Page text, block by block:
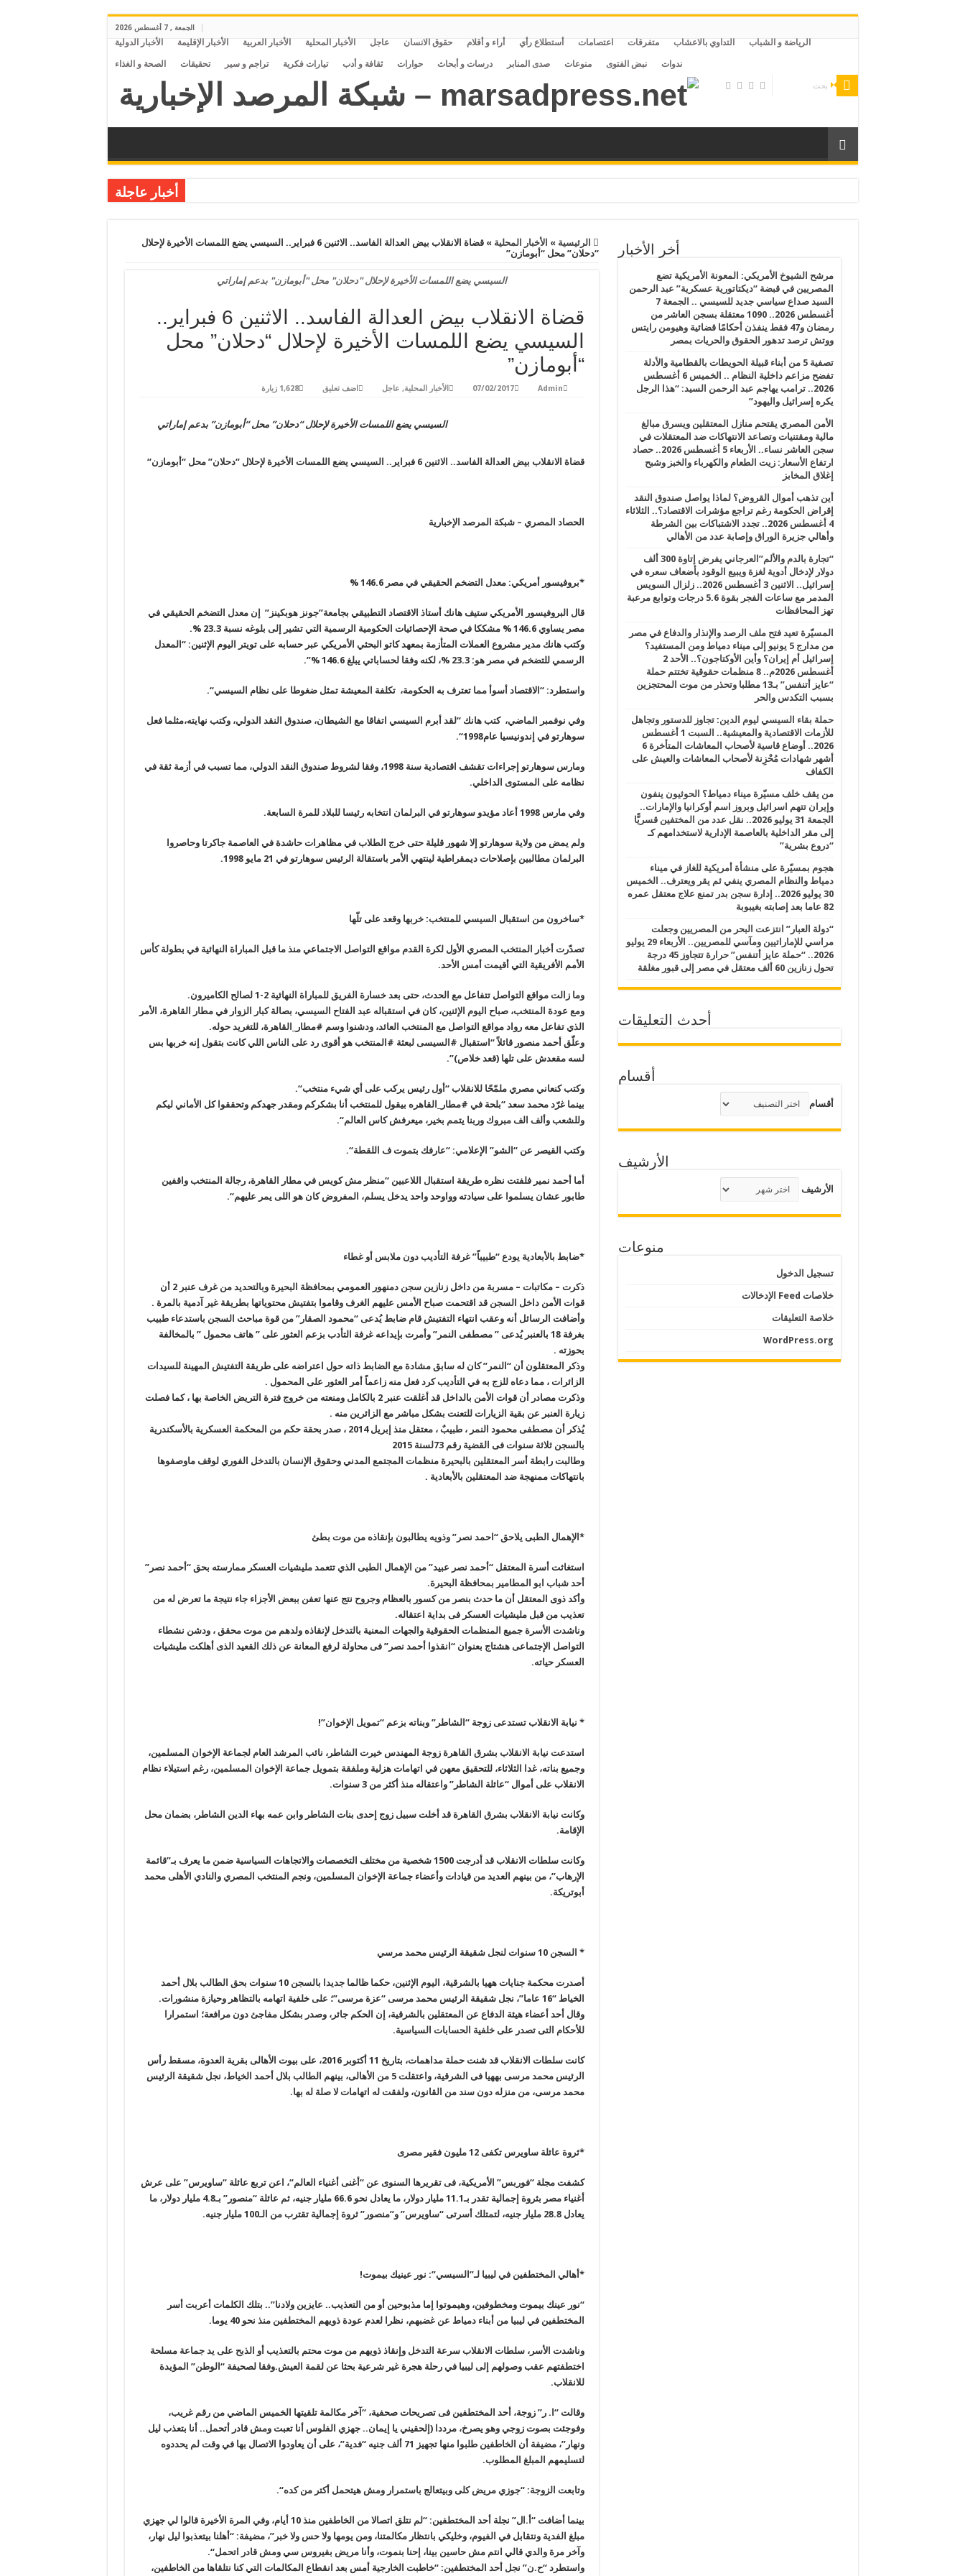
الجمعة , 7 أغسطس 2026
الأخبار الدولية الأخبار الإقليمة الأخبار العربية الأخبار المحلية عاجل حقوق الانسان أراء و أقلام أستطلاع رأي اعتصامات متفرقات التداوي بالاعشاب الرياضة و الشباب
الصحة و الغذاء تحقيقات تراجم و سير تيارات فكرية ثقافة و أدب حوارات درسات و أبحاث صدى المنابر منوعات نبض الفتوى ندوات
أخبار عاجلة
المائي”: خطاب بدر عبدالعاطي عن القانون الدولي يصطدم بواقع الملء الأحادي وسد النهضة يراكم المخاطر
الرئيسية » الأخبار المحلية »
قضاة الانقلاب بيض العدالة الفاسد.. الاثنين 6 فبراير.. السيسي يضع اللمسات الأخيرة لإحلال
“دحلان” محل “أبومازن”
السيسي يضع اللمسات الأخيرة لإحلال "دحلان" محل "أبومازن" بدعم إماراتي
قضاة الانقلاب بيض العدالة الفاسد.. الاثنين 6 فبراير..
السيسي يضع اللمسات الأخيرة لإحلال “دحلان” محل
“أبومازن”
Admin
07/02/2017 الأخبار المحلية, عاجل اضف تعليق 1,628 زيارة
السيسي يضع اللمسات الأخيرة لإحلال “دحلان” محل “أبومازن” بدعم إماراتي
قضاة الانقلاب بيض العدالة الفاسد.. الاثنين 6 فبراير.. السيسي يضع اللمسات الأخيرة لإحلال “دحلان” محل “أبومازن “
الحصاد المصري – شبكة المرصد الإخبارية
*بروفيسور أمريكي: معدل التضخم الحقيقي في مصر 146.6 %
قال البروفيسور الأمريكي ستيف هانك أستاذ الاقتصاد التطبيقي بجامعة”جونز هوبكينز” إن معدل التضخم الحقيقي في
مصر يساوي 146.6 % مشككا في صحة الإحصائيات الحكومية الرسمية التي تشير إلى بلوغه نسبة 23.3
%.
وكتب هانك مدير مشروع العملات المتأزمة بمعهد كاتو البحثي الأمريكي عبر حسابه على تويتر اليوم الإثنين: “المعدل
الرسمي للتضخم في مصر هو: 23.3
%، لكنه وفقا لحساباتي يبلغ 146.6 %”.
واستطرد: “الاقتصاد أسوأ مما تعترف به الحكومة، تكلفة المعيشة تمثل ضغوطا على نظام السيسي“.
وفي نوفمبر الماضي، كتب هانك “لقد أبرم السيسي اتفاقا مع الشيطان، صندوق النقد الدولي، وكتب نهايته،مثلما فعل
سوهارتو في إندونيسيا عام1998
“.
ومارس سوهارتو إجراءات تقشف اقتصادية سنة 1998، وفقا لشروط صندوق النقد الدولي، مما تسبب في أزمة ثقة في
نظامه على المستوى الداخلي.
وفي مارس 1998 أعاد مؤيدو سوهارتو في البرلمان انتخابه رئيسا للبلاد للمرة السابعة .
ولم يمض من ولاية سوهارتو إلا شهور قليلة حتى خرج الطلاب في مظاهرات حاشدة في العاصمة جاكرتا وحاصروا
البرلمان مطالبين بإصلاحات ديمقراطية لينتهي الأمر باستقالة الرئيس سوهارتو في 21 مايو 1998
.
*ساخرون من استقبال السيسي للمنتخب: خربها وقعد على تلّها
تصدّرت أخبار المنتخب المصري الأول لكرة القدم مواقع التواصل الاجتماعي منذ ما قبل المباراة النهائية في بطولة كأس
الأمم الأفريقية التي أقيمت أمس الأحد.
وما زالت مواقع التواصل تتفاعل مع الحدث، حتى بعد خسارة الفريق للمباراة النهائية 2-1 لصالح الكاميرون
.
ومع عودة المنتخب، صباح اليوم الإثنين، كان في استقباله عبد الفتاح السيسي، بصالة كبار الزوار في مطار القاهرة، الأمر
الذي تفاعل معه رواد مواقع التواصل مع المنتخب العائد، ودشنوا وسم #مطار_القاهرة، للتغريد حوله.
وعلّق أحمد منصور قائلاً “استقبال #السيسى لبعثة #المنتخب هو أقوى رد على الناس اللي كانت بتقول إنه خربها بس
لسه مقعدش على تلها (قعد خلاص)”.
وكتب كنعاني مصري ملمّحًا للانقلاب “أول رئيس يركب على أي شيء منتخب“.
بينما غرّد محمد سعد “بلحة في #مطار_القاهره بيقول للمنتخب أنا بشكركم ومقدر جهدكم وتحققوا كل الأماني ليكم
وللشعب وألف الف مبروك وربنا يتمم بخير، ميعرفش كاس العالم“.
وكتب القيصر عن “الشو” الإعلامي: “عارفك بتموت ف اللقطة“.
أما أحمد نمير فلفتت نظره طريقة استقبال اللاعبين “منظر مش كويس في مطار القاهرة، رجالة المنتخب واقفين
طابور عشان يسلموا على سيادته وواوحد واحد يدخل يسلم، المفروض كان هو اللى يمر عليهم“.
*ضابط بالأبعادية يودع “طبيباً” غرفة التأديب دون ملابس أو غطاء
ذكرت – مكاتبات – مسربة من داخل زنازين سجن دمنهور العمومي بمحافظة البحيرة وبالتحديد من غرف عنبر 2 أن
قوات الأمن داخل السجن قد اقتحمت صباح الأمس عليهم الغرف وقاموا بتفتيش محتوياتها بطريقة غير آدمية بالمرة .
وأضافت الرسائل أنه وعقب انتهاء التفتيش قام ضابط يُدعى “محمود الصقار” من قوة مباحث السجن باستدعاء طبيب
بغرفة 18 بالعنبر يُدعى ” مصطفى النمر
”وأمرت بإيداعه غرفة التأدب بزعم العثور على ” هاتف محمول ” بالمخالفة
بحوزته .
وذكر المعتقلون أن “النمر” كان له سابق مشادة مع الضابط ذاته حول اعتراضه على طريقة التفتيش المهينة للسيدات
الزائرات ، مما دعاه للزج به في التأديب كرد فعل منه زاعماً أمر العثور على المحمول .
وذكرت مصادر أن قوات الأمن بالداخل قد أغلقت عنبر 2 بالكامل ومنعته من خروج فترة التريض الخاصة بها ، كما فصلت
زيارة العنبر عن بقية الزيارات للتعنت بشكل مباشر مع الزائرين منه .
يُذكر أن مصطفى محمود النمر ، طبيبٌ ، معتقل منذ إبريل 2014 ، صدر بحقة حكم من المحكمة العسكرية بالأسكندرية
بالسجن ثلاثة سنوات فى القضية رقم 73لسنة
2015
وطالبت رابطة أسر المعتقلين بالبحيرة منظمات المجتمع المدني وحقوق الإنسان بالتدخل الفوري لوقف ماوصفوها
بانتهاكات ممنهجة ضد المعتقلين بالأبعادية .
*الإهمال الطبى يلاحق “احمد نصر” وذويه يطالبون بإنقاذه من موت بطئ
استغاثت أسرة المعتقل “أحمد نصر عبيد” من الإهمال الطبى الذي تتعمد مليشيات العسكر ممارسته بحق “أحمد نصر”
أحد شباب ابو المطامير بمحافظة البحيرة.
وأكد ذوى المعتقل أن ما حدث بنصر من كسور بالعظام وجروح نتج عنها تعفن ببعض الأجزاء جاء نتيجة ما تعرض له من
تعذيب من قبل مليشيات العسكر فى بداية اعتقاله.
وناشدت الأسرة جميع المنظمات الحقوقية والجهات المعنية بالتدخل لإنقاذه ولدهم من موت محقق ، ودشن نشطاء
التواصل الإجتماعى هشتاج بعنوان “انقذوا أحمد نصر” فى محاولة لرفع المعانة عن ذلك القعيد الذى أهلكت مليشيات
العسكر حياته.
* نيابة الانقلاب تستدعى زوجة “الشاطر” وبناته بزعم “تمويل الإخوان”!
استدعت نيابة الانقلاب بشرق القاهرة زوجة المهندس خيرت الشاطر، نائب المرشد العام لجماعة الإخوان المسلمين،
وجميع بناته، غدا الثلاثاء، للتحقيق معهن في اتهامات هزلية وملفقة بتمويل جماعة الإخوان المسلمين، رغم استيلاء نظام
الانقلاب على أموال “عائلة الشاطر” واعتقاله منذ أكثر من 3 سنوات
.
وكانت نيابة الانقلاب بشرق القاهرة قد أخلت سبيل زوج إحدى بنات الشاطر وابن عمه بهاء الدين الشاطر، بضمان محل
الإقامة.
وكانت سلطات الانقلاب قد أدرجت 1500 شخصية من مختلف التخصصات والاتجاهات السياسية ضمن ما يعرف بـ”قائمة
الإرهاب”، من بينهم العديد من قيادات وأعضاء جماعة الإخوان المسلمين، ونجم المنتخب المصري والنادي الأهلى محمد
أبوتريكة.
* السجن 10 سنوات لنجل شقيقة الرئيس محمد مرسي
أصدرت محكمة جنايات ههيا بالشرقية، اليوم الإثنين، حكما ظالما جديدا بالسجن 10 سنوات بحق الطالب بلال أحمد
الخياط “16 عاما”، نجل شقيقة الرئيس محمد مرسى “عزة مرسى”؛ على خلفية اتهامه بالتظاهر وحيازة منشورات
.
وقال أحد أعضاء هيئة الدفاع عن المعتقلين بالشرقية، إن الحكم جائر، وصدر بشكل مفاجئ دون مرافعة؛ استمرارا
للأحكام التى تصدر على خلفية الحسابات السياسية.
كانت سلطات الانقلاب قد شنت حملة مداهمات، بتاريخ 11 أكتوبر 2016، على بيوت الأهالى بقرية العدوة، مسقط رأس
الرئيس محمد مرسى بههيا فى الشرقية، واعتقلت 5 من الأهالى، بينهم الطالب بلال أحمد الخياط، نجل شقيقة الرئيس
محمد مرسى، من منزله دون سند من القانون، ولفقت له اتهامات لا صلة له بها.
*ثروة عائلة ساويرس تكفى 12 مليون فقير مصرى
كشفت مجلة “فوربس” الأمريكية، فى تقريرها السنوى عن “أغنى أغنياء العالم“، اعن تربع عائلة “ساويرس” على عرش
أغنياء مصر بثروة إجمالية تقدر بـ11.1 مليار دولار، ما يعادل نحو 66.6 مليار جنيه، ثم عائلة “منصور” بـ4.8 مليار دولار، ما
يعادل 28.8 مليار جنيه، لتمتلك أسرتى “ساويرس” و”منصور” ثروة إجمالية تقترب من الـ100 مليار جنيه
.
*أهالي المختطفين في ليبيا لـ”السيسي”: نور عينيك بيموت!
“نور عينك بيموت ومخطوفين، وهيموتوا إما مذبوحين أو من التعذيب.. عايزين ولادنا”.. بتلك الكلمات أعربت أسر
المختطفين في ليبيا من أبناء دمياط عن غضبهم، نظرا لعدم عودة ذويهم المختطفين منذ نحو 40 يوما
.
وناشدت الأسر، سلطات الانقلاب سرعة التدخل وإنقاذ ذويهم من موت محتم بالتعذيب أو الذبح على يد جماعة مسلحة
اختطفتهم عقب وصولهم إلى ليبيا في رحلة هجرة غير شرعية بحثا عن لقمة العيش.وفقا لصحيفة “الوطن” المؤيدة
للانقلاب.
وقالت “ا. ر” زوجة، أحد المختطفين فى تصريحات صحفية، “آخر مكالمة تلقيتها الخميس الماضي من رقم غريب،
وفوجئت بصوت زوجي وهو يصرخ، مرددا(إلحقيني يا إيمان.. جهزي الفلوس أنا تعبت ومش قادر أتحمل.. أنا بتعذب ليل
ونهار”، مضيفة أن الخاطفين طلبوا منها تجهيز 71 ألف جنيه “فدية”، على أن يعاودوا الاتصال بها في وقت لم يحددوه
لتسليمهم المبلغ المطلوب.
وتابعت الزوجة: “جوزي مريض كلى وبيتعالج باستمرار ومش هيتحمل أكتر من كده“.
بينما أضافت “أ.ال” نجلة أحد المختطفين: “لم نتلق اتصالا من الخاطفين منذ 10 أيام، وفي المرة الأخيرة قالوا لي جهزي
مبلغ الفدية ونتقابل في الفيوم، وخليكي بانتظار مكالمتنا، ومن يومها ولا حس ولا خبر”، مضيفة: “أهلنا بيتعذبوا ليل نهار،
وآخر مرة والدي قالي انتم مش حاسين بينا، إحنا بنموت، وأنا مريض بفيروس سي ومش قادر اتحمل“.
واستطرد “ح.ن” نجل أحد المختطفين: “خاطبت الخارجية أمس بعد انقطاع المكالمات التي كنا نتلقاها من الخاطفين،
أخر الأخبار
مرشح الشيوخ الأمريكي: المعونة الأمريكية تضع
المصريين في قبضة “ديكتاتورية عسكرية” عبد الرحمن
السيد صداع سياسي جديد للسيسي .. الجمعة 7
أغسطس 2026.. 1090 معتقلة بسجن العاشر من
رمضان و47 فقط ينفذن أحكامًا قضائية وهيومن رايتس
ووتش ترصد تدهور الحقوق والحريات بمصر
تصفية 5 من أبناء قبيلة الحويطات بالقطامية والأدلة
تفضح مزاعم داخلية النظام .. الخميس 6 أغسطس
2026.. ترامب يهاجم عبد الرحمن السيد: “هذا الرجل
يكره إسرائيل واليهود”
الأمن المصري يقتحم منازل المعتقلين ويسرق مبالغ
مالية ومقتنيات وتصاعد الانتهاكات ضد المعتقلات في
سجن العاشر نساء.. الأربعاء 5 أغسطس 2026.. حصاد
ارتفاع الأسعار: زيت الطعام والكهرباء والخبز وشبح
إغلاق المخابز
أين تذهب أموال القروض؟ لماذا يواصل صندوق النقد
إقراض الحكومة رغم تراجع مؤشرات الاقتصاد؟.. الثلاثاء
4 أغسطس 2026.. تجدد الاشتباكات بين الشرطة
وأهالي جزيرة الوراق وإصابة عدد من الأهالي
“تجارة بالدم والألم”العرجاني يفرض إتاوة 300 ألف
دولار لإدخال أدوية لغزة ويبيع الوقود بأضعاف سعره في
إسرائيل.. الاثنين 3 أغسطس 2026.. زلزال السويس
المدمر مع ساعات الفجر بقوة 5.6 درجات وتوابع مرعبة
تهز المحافظات
المسيّرة تعيد فتح ملف الرصد والإنذار والدفاع في مصر
من مدارج 5 يونيو إلى ميناء دمياط ومن المستفيد؟
إسرائيل أم إيران؟ وأين الأوكتاجون؟.. الأحد 2
أغسطس 2026م.. 8 منظمات حقوقية تختتم حملة
“عايز أتنفس” بـ13 مطلبا وتحذر من موت المحتجزين
بسبب التكدس والحر
حملة بقاء السيسي ليوم الدين: تجاوز للدستور وتجاهل
للأزمات الاقتصادية والمعيشية.. السبت 1 أغسطس
2026.. أوضاع قاسية لأصحاب المعاشات المتأخرة 6
أشهر شهادات مُحْزِنة لأصحاب المعاشات والعيش على
الكفاف
من يقف خلف مسيّرة ميناء دمياط؟ الحوثيون ينفون
وإيران تتهم اسرائيل وبروز اسم أوكرانيا والإمارات..
الجمعة 31 يوليو 2026.. نقل عدد من المختفين قسريًّا
إلى مقر الداخلية بالعاصمة الإدارية لاستخدامهم كـ
“دروع بشرية”
هجوم بمسيّرة على منشأة أمريكية للغاز في ميناء
دمياط والنظام المصري ينفي ثم يقر ويعترف.. الخميس
30 يوليو 2026.. إدارة سجن بدر تمنع علاج معتقل عمره
82 عاما بعد إصابته بغيبوبة
“دولة العبار” انتزعت البحر من المصريين وجعلت
مراسي للإماراتيين ومآسي للمصريين.. الأربعاء 29 يوليو
2026.. “حملة عايز أتنفس” حرارة تتجاوز 45 درجة
تحول زنازين 60 ألف معتقل في مصر إلى قبور مغلقة
أحدث التعليقات
أقسام
أقسام
الأرشيف
الأرشيف
منوعات
تسجيل الدخول
خلاصات Feed الإدخالات
خلاصة التعليقات
WordPress.org